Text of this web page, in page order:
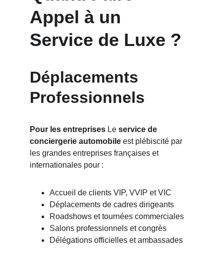
Appel à un
Service de Luxe ?
Déplacements
Professionnels
Pour les entreprises Le service de
conciergerie automobile est plébiscité par
les grandes entreprises françaises et
internationales pour :
Accueil de clients VIP, VVIP et VIC
Déplacements de cadres dirigeants
Roadshows et tournées commerciales
Salons professionnels et congrès
Délégations officielles et ambassades